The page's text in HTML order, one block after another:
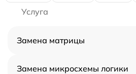
Услуга
Замена матрицы
Замена микросхемы логики